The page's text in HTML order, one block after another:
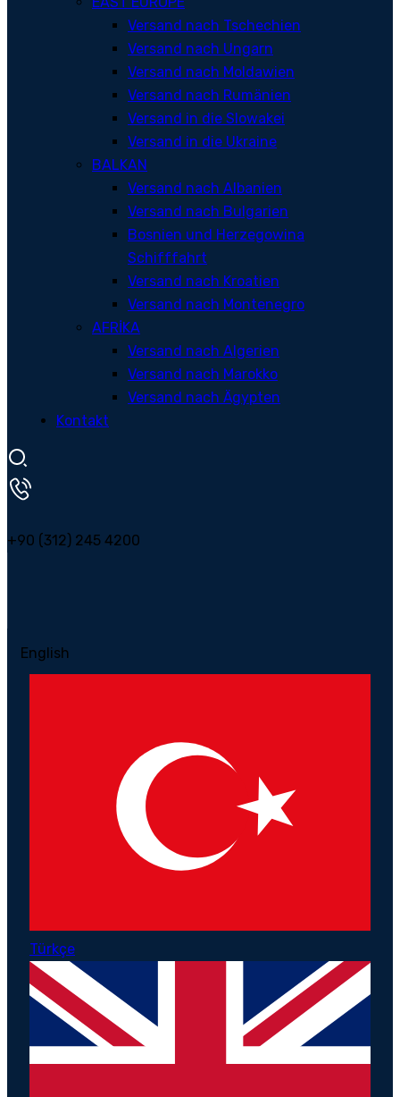
Versand nach Tschechien
Versand nach Ungarn
Versand nach Moldawien
Versand nach Rumänien
Versand in die Slowakei
Versand in die Ukraine
BALKAN
Versand nach Albanien
Versand nach Bulgarien
Bosnien und Herzegowina
Schifffahrt
Versand nach Kroatien
Versand nach Montenegro
AFRİKA
Versand nach Algerien
Versand nach Marokko
Versand nach Ägypten
Kontakt
+90 (312) 245 4200
English
Türkçe